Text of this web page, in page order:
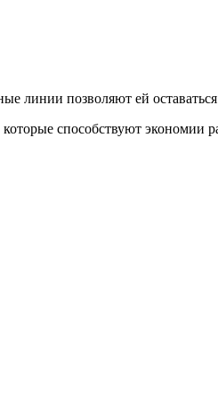
линии позволяют ей
способствуют экономии